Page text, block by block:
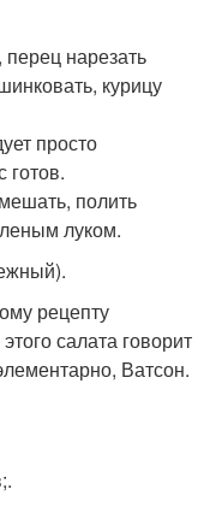
перец нарезать
курицу
просто
готов.
полить
луком.
рецепту
салата говорит
Ватсон.